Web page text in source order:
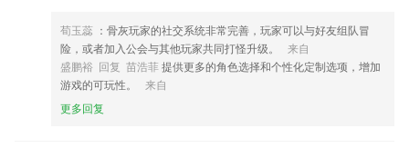
荀玉蕊 ：骨灰玩家的社交系统非常完善，玩家可以与好友组队冒
险，或者加入公会与其他玩家共同打怪升级。
来自
盛鹏裕 回复 苗浩菲提供更多的角色选择和个性化定制选项，增加
游戏的可玩性。
来自
更多回复